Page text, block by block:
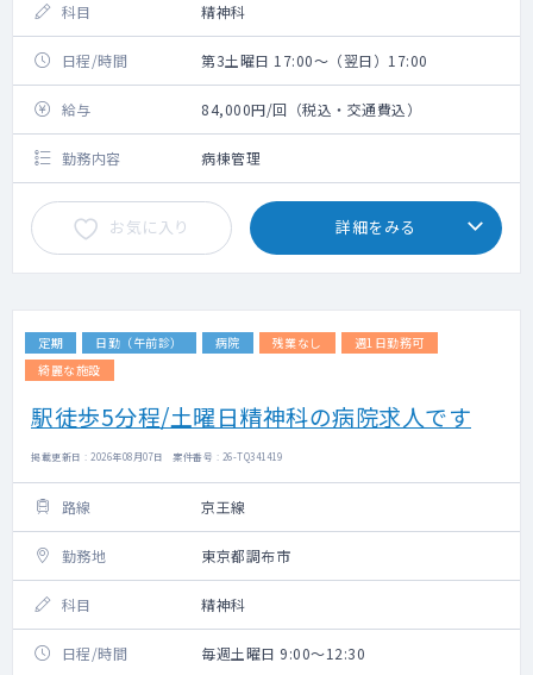
科目 精神科
日程/時間 第3土曜日 17:00～（翌日）17:00
給与 84,000円/回（税込・交通費込）
勤務内容 病棟管理
お気に入り 詳細をみる
定期 日勤（午前診） 病院 残業なし
週1日勤務可
綺麗な施設
駅徒歩5分程/土曜日精神科の病院求人です
掲載更新日 : 2026年08月07日 案件番号 : 26-TQ341419
路線 京王線
勤務地 東京都調布市
科目 精神科
日程/時間 毎週土曜日 9:00～12:30